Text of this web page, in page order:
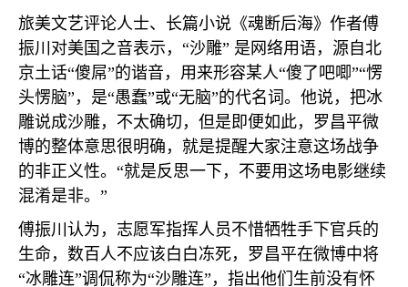
旅美文艺评论人士、长篇小说《魂断后海》作者傅
振川对美国之音表示，“沙雕” 是网络用语，源自北
京土话“傻屌”的谐音，用来形容某人“傻了吧唧”“愣
头愣脑”，是“愚蠢”或“无脑”的代名词。他说，把冰
雕说成沙雕，不太确切，但是即便如此，罗昌平微
博的整体意思很明确，就是提醒大家注意这场战争
的非正义性。“就是反思一下，不要用这场电影继续
混淆是非。”
傅振川认为，志愿军指挥人员不惜牺牲手下官兵的
生命，数百人不应该白白冻死，罗昌平在微博中将
“冰雕连”调侃称为“沙雕连”，指出他们生前没有怀